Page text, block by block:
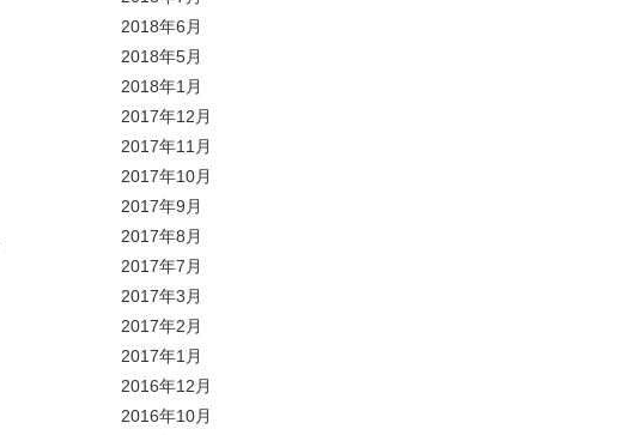
2018年6月
2018年5月
2018年1月
2017年12月
2017年11月
2017年10月
2017年9月
2017年8月
2017年7月
2017年3月
2017年2月
2017年1月
2016年12月
2016年10月